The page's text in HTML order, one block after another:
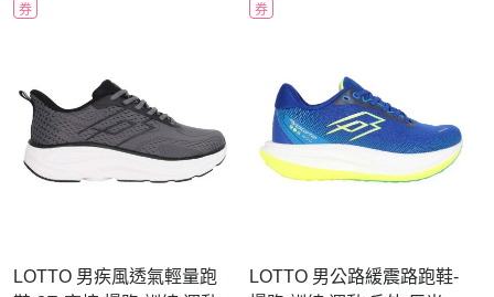
券 券
LOTTO 男疾風透氣輕量跑
LOTTO 男公路緩震路跑鞋-